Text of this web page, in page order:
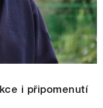
i připomenutí